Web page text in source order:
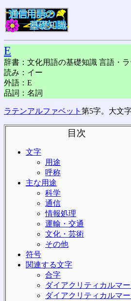
E
辞書：文化用語の基礎知識 言語・
読み：イー
外語：E
品詞：名詞
ラテンアルファベット 第5字。大文
目次
文字
用途
呼称
主な用途
科学
通信
情報処理
運輸・交通
文化・芸術
その他
符号
関連する文字
合字
ダイアクリティカルマ
ダイアクリティカルマ